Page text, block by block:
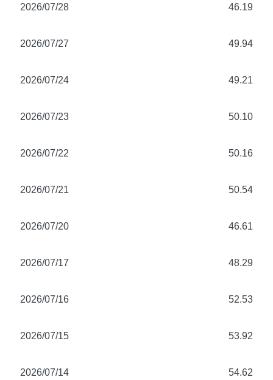
2026/07/28 46.19
2026/07/27 49.94
2026/07/24 49.21
2026/07/23 50.10
2026/07/22 50.16
2026/07/21 50.54
2026/07/20 46.61
2026/07/17 48.29
2026/07/16 52.53
2026/07/15 53.92
2026/07/14 54.62